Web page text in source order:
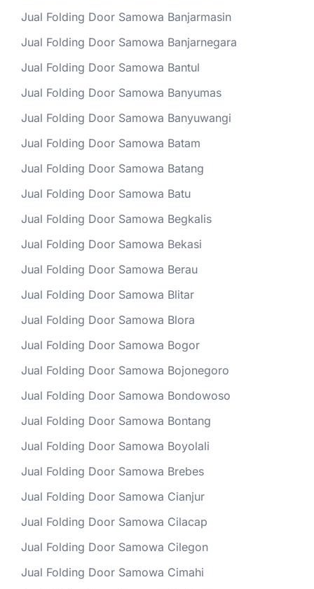
Jual Folding Door Samowa Banjarmasin
Jual Folding Door Samowa Banjarnegara
Jual Folding Door Samowa Bantul
Jual Folding Door Samowa Banyumas
Jual Folding Door Samowa Banyuwangi
Jual Folding Door Samowa Batam
Jual Folding Door Samowa Batang
Jual Folding Door Samowa Batu
Jual Folding Door Samowa Begkalis
Jual Folding Door Samowa Bekasi
Jual Folding Door Samowa Berau
Jual Folding Door Samowa Blitar
Jual Folding Door Samowa Blora
Jual Folding Door Samowa Bogor
Jual Folding Door Samowa Bojonegoro
Jual Folding Door Samowa Bondowoso
Jual Folding Door Samowa Bontang
Jual Folding Door Samowa Boyolali
Jual Folding Door Samowa Brebes
Jual Folding Door Samowa Cianjur
Jual Folding Door Samowa Cilacap
Jual Folding Door Samowa Cilegon
Jual Folding Door Samowa Cimahi